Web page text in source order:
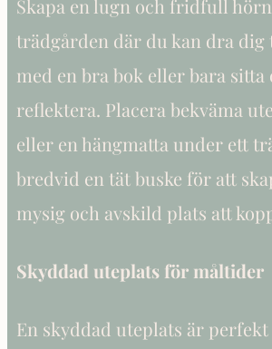
Skapa en lugn och fridfull
trädgården där du kan dra dig
med en bra bok eller bara sitta
reflektera. Placera bekväma
eller en hängmatta under ett
bredvid en tät buske för att
mysig och avskild plats att
Skyddad uteplats för måltider
En skyddad uteplats är